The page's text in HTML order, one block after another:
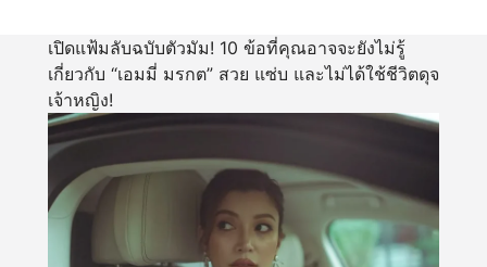
เปิดแฟ้มลับฉบับตัวมัม! 10 ข้อที่คุณอาจจะยังไม่รู้
เกี่ยวกับ “เอมมี่ มรกต” สวย แซ่บ และไม่ได้ใช้ชีวิตดุจ
เจ้าหญิง!